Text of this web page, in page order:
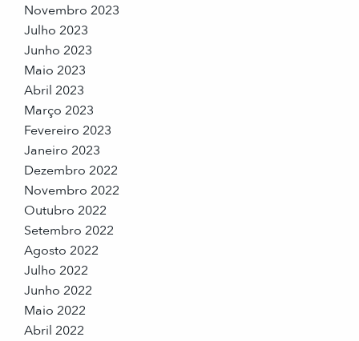
Novembro 2023
Julho 2023
Junho 2023
Maio 2023
Abril 2023
Março 2023
Fevereiro 2023
Janeiro 2023
Dezembro 2022
Novembro 2022
Outubro 2022
Setembro 2022
Agosto 2022
Julho 2022
Junho 2022
Maio 2022
Abril 2022